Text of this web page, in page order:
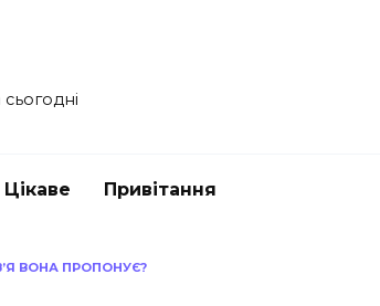
Цікаве Привітання
ВОНА ПРОПОНУЄ?